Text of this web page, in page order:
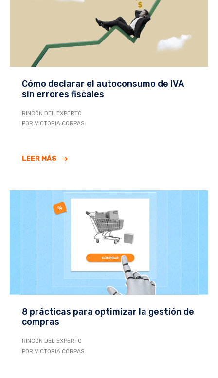
Cómo declarar el autoconsumo de IVA
sin errores fiscales
RINCÓN DEL EXPERTO
POR VICTORIA CORPAS
LEER MÁS
8 prácticas para optimizar la gestión de
compras
RINCÓN DEL EXPERTO
POR VICTORIA CORPAS